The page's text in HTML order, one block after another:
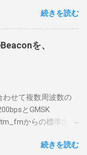
とか入っているの
でき、遠隔地で盗難
険性が少ないかな
アント側) の
、相応なマイクな
を行うソフトウェ
はサーバ側・クラ
トールする。 私の
バPC、クライアント
ためにコア分離がで
インストールのプロ
ルできなかったの
ながら実施しまし
を用いればよかった
行します。
イルに、現在インス
pnputil /enum-
を探し出す
。 公開名:
続きを読む
を、
わせて複数周波数の
とGMSK
からの標準出力
#!/bin/bash続きを読む